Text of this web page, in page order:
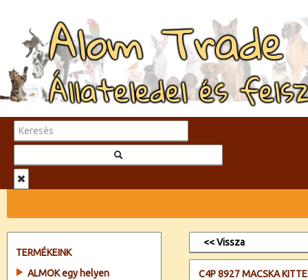
Alom Trade
Állateledel és
TERMÉKEINK
ALMOK egy helyen
<< Vissza
C4P 8927 MACSKA